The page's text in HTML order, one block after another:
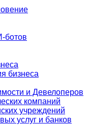
ботов
бизнеса
и Девелоперов
компаний
учреждений
услуг и банков